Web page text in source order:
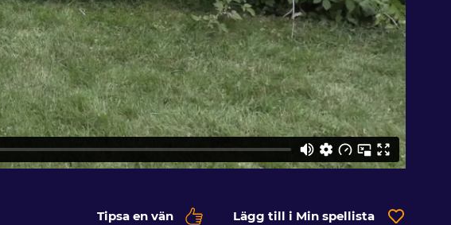
Tipsa en vän Lägg till i Min spellista